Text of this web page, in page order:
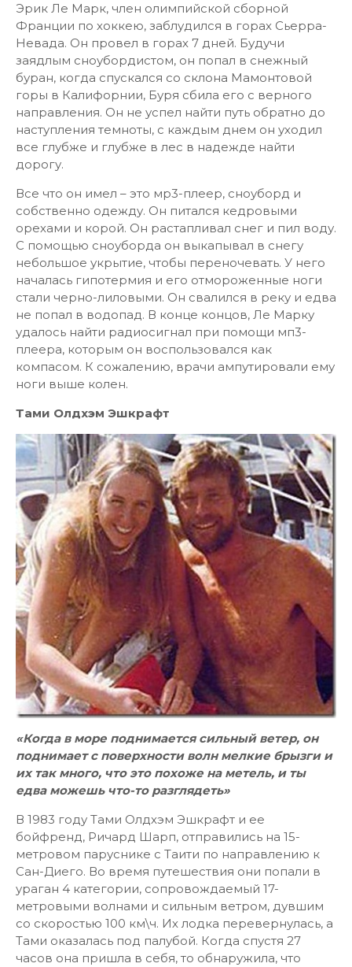
Эрик Ле Марк, член олимпийской сборной
Франции по хоккею, заблудился в горах Сьерра-
Невада. Он провел в горах 7 дней. Будучи
заядлым сноубордистом, он попал в снежный
буран, когда спускался со склона Мамонтовой
горы в Калифорнии, Буря сбила его с верного
направления. Он не успел найти путь обратно до
наступления темноты, с каждым днем он уходил
все глубже и глубже в лес в надежде найти
дорогу.
Все что он имел – это мр3-плеер, сноуборд и
собственно одежду. Он питался кедровыми
орехами и корой. Он растапливал снег и пил воду.
С помощью сноуборда он выкапывал в снегу
небольшое укрытие, чтобы переночевать. У него
началась гипотермия и его отмороженные ноги
стали черно-лиловыми. Он свалился в реку и едва
не попал в водопад. В конце концов, Ле Марку
удалось найти радиосигнал при помощи мп3-
плеера, которым он воспользовался как
компасом. К сожалению, врачи ампутировали ему
ноги выше колен.
Тами Олдхэм Эшкрафт
«Когда в море поднимается сильный ветер, он
поднимает с поверхности волн мелкие брызги и
их так много, что это похоже на метель, и ты
едва можешь что-то разглядеть»
В 1983 году Тами Олдхэм Эшкрафт и ее
бойфренд, Ричард Шарп, отправились на 15-
метровом паруснике с Таити по направлению к
Сан-Диего. Во время путешествия они попали в
ураган 4 категории, сопровождаемый 17-
метровыми волнами и сильным ветром, дувшим
со скоростью 100 км\ч. Их лодка перевернулась, а
Тами оказалась под палубой. Когда спустя 27
часов она пришла в себя, то обнаружила, что